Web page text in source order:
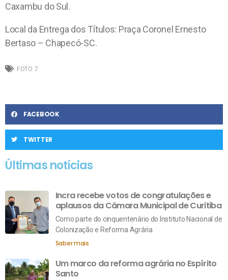
Caxambu do Sul.
Local da Entrega dos Títulos: Praça Coronel Ernesto
Bertaso – Chapecó-SC.
FOTO 7
FACEBOOK
TWITTER
Últimas notícias
Incra recebe votos de congratulações e
aplausos da Câmara Municipal de Curitiba
Como parte do cinquentenário do Instituto Nacional de
Colonização e Reforma Agrária
Saber mais
Um marco da reforma agrária no Espírito
Santo